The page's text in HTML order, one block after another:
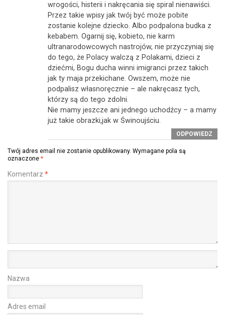
wrogości, histerii i nakręcania się spiral nienawiści.
Przez takie wpisy jak twój być może pobite
zostanie kolejne dziecko. Albo podpalona budka z
kebabem. Ogarnij się, kobieto, nie karm
ultranarodowcowych nastrojów, nie przyczyniaj się
do tego, że Polacy walczą z Polakami, dzieci z
dziećmi, Bogu ducha winni imigranci przez takich
jak ty maja przekichane. Owszem, może nie
podpalisz własnoręcznie – ale nakręcasz tych,
którzy są do tego zdolni.
Nie mamy jeszcze ani jednego uchodźcy – a mamy
już takie obrazki,jak w Świnoujściu.
ODPOWIEDZ
Twój adres email nie zostanie opublikowany. Wymagane pola są
oznaczone *
Komentarz *
Nazwa
Adres email